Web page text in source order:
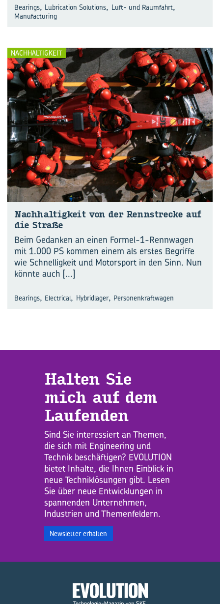
Bearings, Lubrication Solutions, Luft- und Raumfahrt,
Manufacturing
NACHHALTIGKEIT
Nach­hal­tig­keit von der Renn­stre­cke auf
die Stra­ße
Beim Gedanken an einen Formel-1-Rennwagen
mit 1.000 PS kommen einem als erstes Begriffe
wie Schnelligkeit und Motorsport in den Sinn. Nun
könnte auch [...]
Bearings, Electrical, Hybridlager, Personenkraftwagen
Hal­ten Sie
mich auf dem
Lau­fen­den
Sind Sie interessiert an Themen,
die sich mit Engineering und
Technik beschäftigen? EVOLUTION
bietet Inhalte, die Ihnen Einblick in
neue Techniklösungen gibt. Lesen
Sie über neue Entwicklungen in
spannenden Unternehmen,
Industrien und Themenfeldern.
Newsletter erhalten